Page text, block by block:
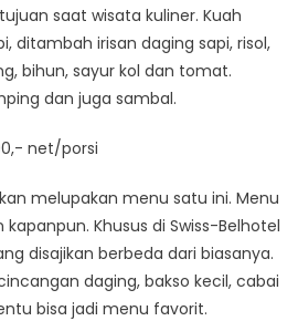
saat wisata kuliner. Kuah
ditambah irisan daging sapi, risol,
bihun, sayur kol dan tomat.
dan juga sambal.
net/porsi
melupakan menu satu ini. Menu
Khusus di Swiss-Belhotel
disajikan berbeda dari biasanya.
daging, bakso kecil, cabai
bisa jadi menu favorit.